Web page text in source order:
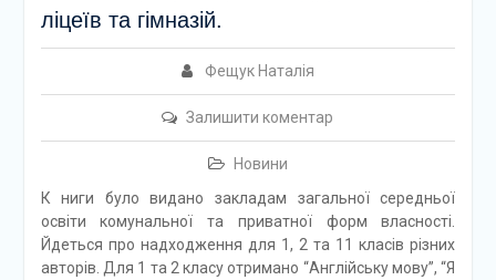
ліцеїв та гімназій.
Фещук Наталія
Залишити коментар
Новини
К ниги було видано закладам загальної середньої
освіти комунальної та приватної форм власності.
Йдеться про надходження для 1, 2 та 11 класів різних
авторів. Для 1 та 2 класу отримано “Англійську мову”, “Я